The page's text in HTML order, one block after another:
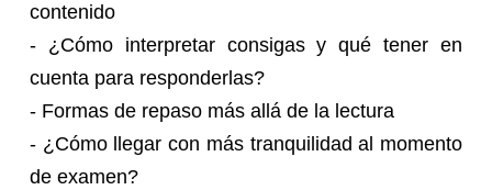
contenido
- ¿Cómo interpretar consigas y qué tener en
cuenta para responderlas?
- Formas de repaso más allá de la lectura
- ¿Cómo llegar con más tranquilidad al momento
de examen?